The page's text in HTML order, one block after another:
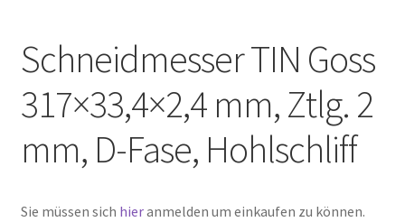
Schneidmesser TIN Goss
317×33,4×2,4 mm, Ztlg. 2
mm, D-Fase, Hohlschliff
Sie müssen sich hieranmelden um einkaufen zu können.